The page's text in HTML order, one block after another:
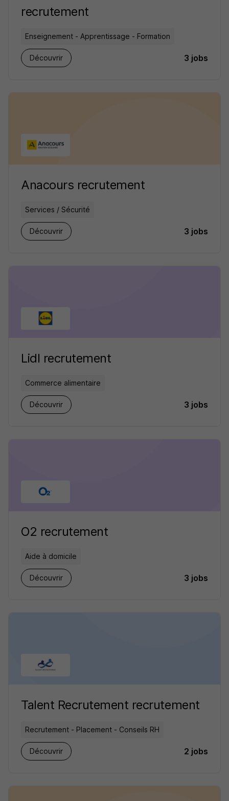
recrutement
Enseignement - Apprentissage - Formation
Découvrir 3 jobs
Anacours recrutement
Services / Sécurité
Découvrir 3 jobs
Lidl recrutement
Commerce alimentaire
Découvrir 3 jobs
O2 recrutement
Aide à domicile
Découvrir 3 jobs
Talent Recrutement recrutement
Recrutement - Placement - Conseils RH
Découvrir 2 jobs